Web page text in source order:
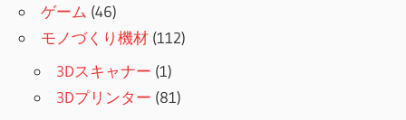
ゲーム (46)
モノづくり機材 (112)
3Dスキャナー (1)
3Dプリンター (81)